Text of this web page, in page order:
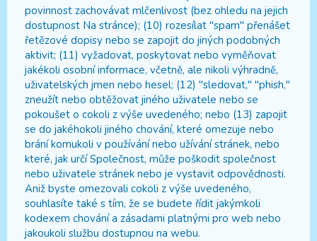
povinnost zachovávat mlčenlivost (bez ohledu na jejich
dostupnost Na stránce); (10) rozesílat "spam" přenášet
řetězové dopisy nebo se zapojit do jiných podobných
aktivit; (11) vyžadovat, poskytovat nebo vyměňovat
jakékoli osobní informace, včetně, ale nikoli výhradně,
uživatelských jmen nebo hesel; (12) "sledovat," "phish,"
zneužít nebo obtěžovat jiného uživatele nebo se
pokoušet o cokoli z výše uvedeného; nebo (13) zapojit
se do jakéhokoli jiného chování, které omezuje nebo
brání komukoli v používání nebo užívání stránek, nebo
které, jak určí Společnost, může poškodit společnost
nebo uživatele stránek nebo je vystavit odpovědnosti.
Aniž byste omezovali cokoli z výše uvedeného,
souhlasíte také s tím, že se budete řídit jakýmkoli
kodexem chování a zásadami platnými pro web nebo
jakoukoli službu dostupnou na webu.